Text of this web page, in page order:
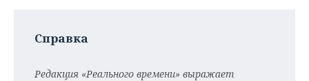
Справка
Редакция «Реального времени» выражает